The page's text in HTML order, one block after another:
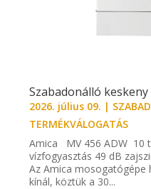
Szabadonálló
2026. július 09. |
TERMÉKVÁLOGATÁS
Amica MV 456 ADW 10
vízfogyasztás 49 dB
Az Amica
kínál, köztük a 30...